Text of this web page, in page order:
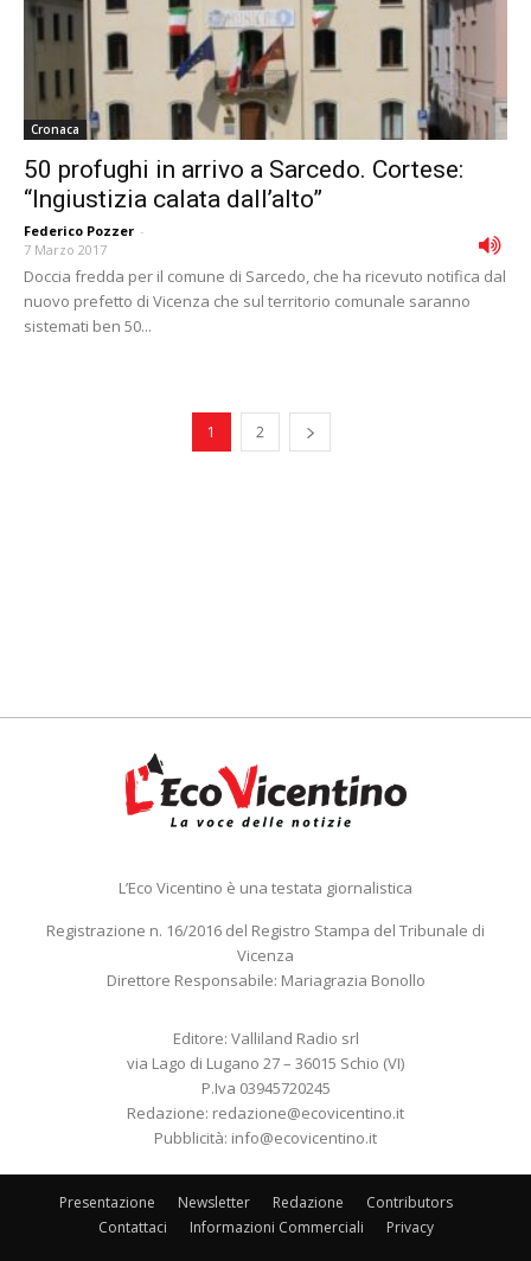
Cronaca
50 profughi in arrivo a Sarcedo. Cortese:
“Ingiustizia calata dall’alto”
Federico Pozzer -
7 Marzo 2017
Doccia fredda per il comune di Sarcedo, che ha ricevuto notifica dal
nuovo prefetto di Vicenza che sul territorio comunale saranno
sistemati ben 50...
1 2
L’Eco Vicentino è una testata giornalistica
Registrazione n. 16/2016 del Registro Stampa del Tribunale di
Vicenza
Direttore Responsabile: Mariagrazia Bonollo
Editore: Valliland Radio srl
via Lago di Lugano 27 – 36015 Schio (VI)
P.Iva 03945720245
Redazione: redazione@ecovicentino.it
Pubblicità: info@ecovicentino.it
Presentazione Newsletter Redazione
Contributors
Contattaci
Informazioni Commerciali Privacy